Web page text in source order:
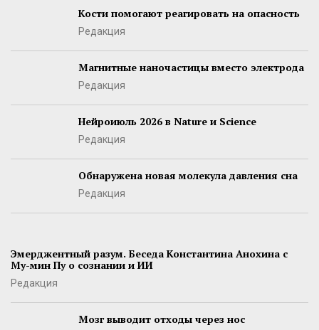
Кости помогают реагировать на опасность
Редакция
Магнитные наночастицы вместо электрода
Редакция
Нейроиюль 2026 в Nature и Science
Редакция
Обнаружена новая молекула давления сна
Редакция
Эмерджентный разум. Беседа Константина Анохина с
Му-мин Пу о сознании и ИИ
Редакция
Мозг выводит отходы через нос